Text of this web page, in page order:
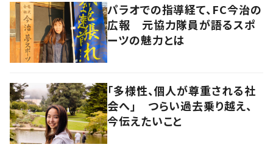
パラオでの指導経て、FC今治の
広報 元協力隊員が語るスポ
ーツの魅力とは
「多様性、個人が尊重される社
会へ」 つらい過去乗り越え、
今伝えたいこと